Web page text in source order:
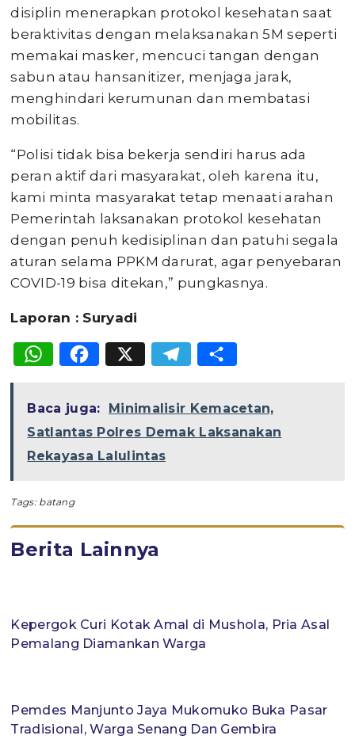
disiplin menerapkan protokol kesehatan saat
beraktivitas dengan melaksanakan 5M seperti
memakai masker, mencuci tangan dengan
sabun atau hansanitizer, menjaga jarak,
menghindari kerumunan dan membatasi
mobilitas.
“Polisi tidak bisa bekerja sendiri harus ada
peran aktif dari masyarakat, oleh karena itu,
kami minta masyarakat tetap menaati arahan
Pemerintah laksanakan protokol kesehatan
dengan penuh kedisiplinan dan patuhi segala
aturan selama PPKM darurat, agar penyebaran
COVID-19 bisa ditekan,” pungkasnya.
Laporan : Suryadi
WhatsApp
Facebook
X Telegram
Baca juga:
Minimalisir Kemacetan,
Satlantas Polres Demak Laksanakan
Rekayasa Lalulintas
Tags: batang
Berita Lainnya
Kepergok Curi Kotak Amal di Mushola, Pria Asal
Pemalang Diamankan Warga
Pemdes Manjunto Jaya Mukomuko Buka Pasar
Tradisional, Warga Senang Dan Gembira